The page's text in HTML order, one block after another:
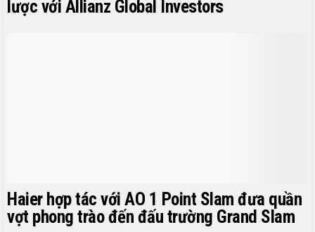
lược với Allianz Global Investors
Haier hợp tác với AO 1 Point Slam đưa quần
vợt phong trào đến đấu trường Grand Slam